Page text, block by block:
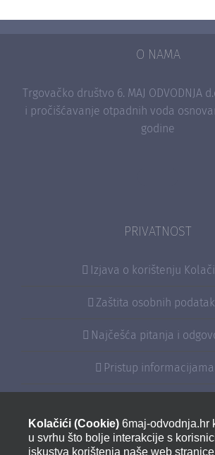
O NAMA
Trgovačko društvo 6. MAJ ODVODNJA
i pročišćavanje otpadnih voda
godine
PRIVATNOST
Izjava o korištenju
Zaštita osobnih
Najčešća pitanja i
Pristup informacijama
Izjava o pristupačnosti
Kolačići (Cookie) 6maj-odvodnja.hr
u svrhu što bolje interakcije s
iskustva korištenja naše web